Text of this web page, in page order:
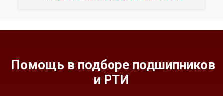
Помощь в подборе подшипников
и РТИ